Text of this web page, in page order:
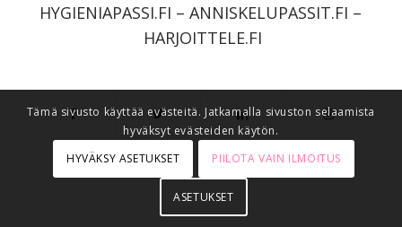
HYGIENIAPASSI.FI –ANNISKELUPASSIT.FI –
HARJOITTELE.FI
Tämä sivusto käyttää evästeitä. Jatkamalla sivuston selaamista
hyväksyt evästeiden käytön.
HYVÄKSY ASETUKSET
PIILOTA VAIN ILMOITUS
ASETUKSET